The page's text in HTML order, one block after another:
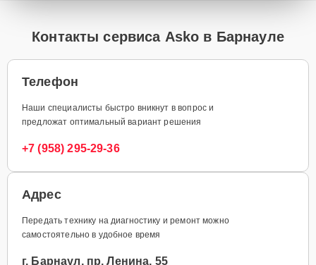
Контакты сервиса Asko в Барнауле
Телефон
Наши специалисты быстро вникнут в вопрос и
предложат оптимальный вариант решения
+7 (958) 295-29-36
Адрес
Передать технику на диагностику и ремонт можно
самостоятельно в удобное время
г. Барнаул, пр. Ленина, 55